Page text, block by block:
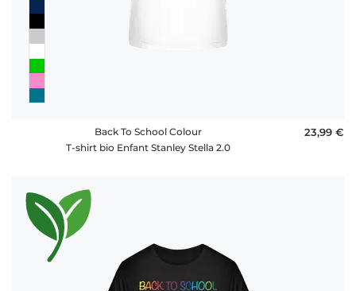
Back To School Colour
T-shirt bio Enfant Stanley Stella 2.0
23,99 €